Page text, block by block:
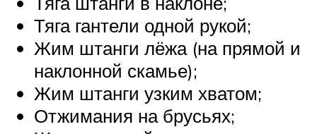
Тяга гантели одной рукой;
Жим штанги лёжа (на прямой и
наклонной скамье);
Жим штанги узким хватом;
Отжимания на брусьях;